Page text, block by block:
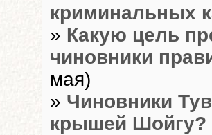
криминальных
» Какую цель
чиновники
мая)
» Чиновники
крышей Шойгу?